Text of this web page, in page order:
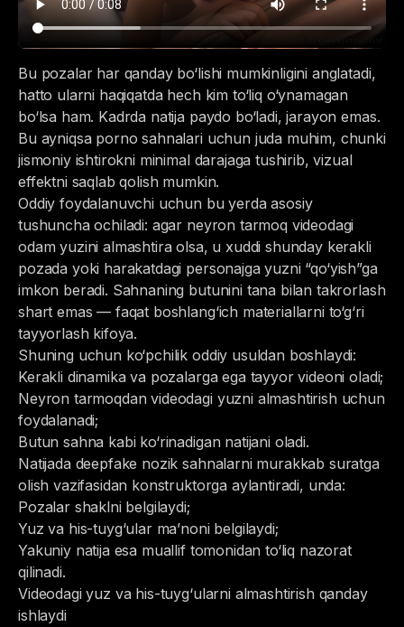
Bu pozalar har qanday bo‘lishi mumkinligini anglatadi,
hatto ularni haqiqatda hech kim to‘liq o‘ynamagan
bo‘lsa ham. Kadrda natija paydo bo‘ladi, jarayon emas.
Bu ayniqsa porno sahnalari uchun juda muhim, chunki
jismoniy ishtirokni minimal darajaga tushirib, vizual
effektni saqlab qolish mumkin.
Oddiy foydalanuvchi uchun bu yerda asosiy
tushuncha ochiladi: agar neyron tarmoq videodagi
odam yuzini almashtira olsa, u xuddi shunday kerakli
pozada yoki harakatdagi personajga yuzni “qo‘yish”ga
imkon beradi. Sahnaning butunini tana bilan takrorlash
shart emas — faqat boshlang‘ich materiallarni to‘g‘ri
tayyorlash kifoya.
Shuning uchun ko‘pchilik oddiy usuldan boshlaydi:
Kerakli dinamika va pozalarga ega tayyor videoni oladi;
Neyron tarmoqdan videodagi yuzni almashtirish uchun
foydalanadi;
Butun sahna kabi ko‘rinadigan natijani oladi.
Natijada deepfake nozik sahnalarni murakkab suratga
olish vazifasidan konstruktorga aylantiradi, unda:
Pozalar shaklni belgilaydi;
Yuz va his-tuyg‘ular ma’noni belgilaydi;
Yakuniy natija esa muallif tomonidan to‘liq nazorat
qilinadi.
Videodagi yuz va his-tuyg‘ularni almashtirish qanday
ishlaydi